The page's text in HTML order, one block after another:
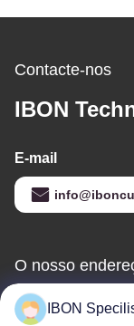
Contacte-nos
IBON
E-mail
O nosso
Endereço
IBON